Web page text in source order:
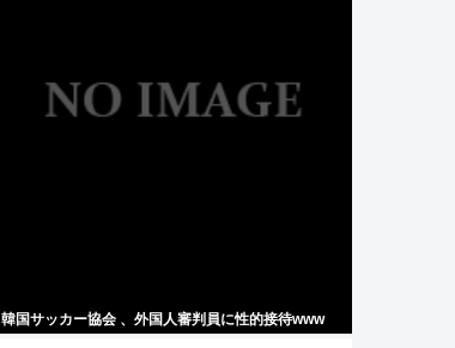
韓国サッカー協会 、外国人審判員に性的接待www